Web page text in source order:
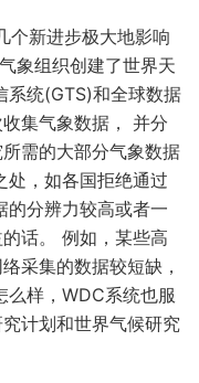
个新进步极大地影响
象组织创建了世界天
系统(GTS)和全球数据
集气象数据， 并分
需的大部分气象数据
处，如各国拒绝通过
的分辨力较高或者一
话。 例如，某些高
采集的数据较短缺，
么样，WDC系统也服
计划和世界气候研究